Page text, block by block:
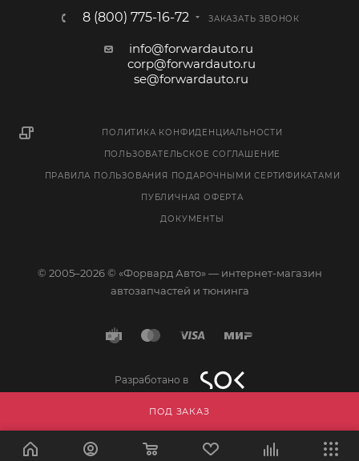
ПОД ЗАКАЗ
8 (800) 775-16-72 ЗАКАЗАТЬ ЗВОНОК
info@forwardauto.ru
corp@forwardauto.ru
se@forwardauto.ru
ПОЛИТИКА КОНФИДЕНЦИАЛЬНОСТИ
ПОЛЬЗОВАТЕЛЬСКОЕ СОГЛАШЕНИЕ
ПРАВИЛА ПОЛЬЗОВАНИЯ ПОДАРОЧНЫМИ СЕРТИФИКАТАМИ
ПУБЛИЧНАЯ ОФЕРТА
ДОКУМЕНТЫ
© 2005–2026 © «Форвард Авто» — интернет-магазин
автозапчастей и тюнинга
Разработано в